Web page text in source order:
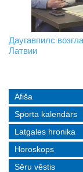
На границе с
Даугавпилс
Латвии
Инвалидность —
реальные
Afiša
Sporta kalendārs
Latgales hronika
Horoskops
Sēru vēstis